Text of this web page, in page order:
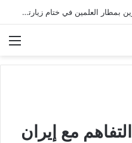
الرئيس السيسي يودّع ملك البحرين بمطار العلمين في ختام زيارته إلى مصر
مع إيران